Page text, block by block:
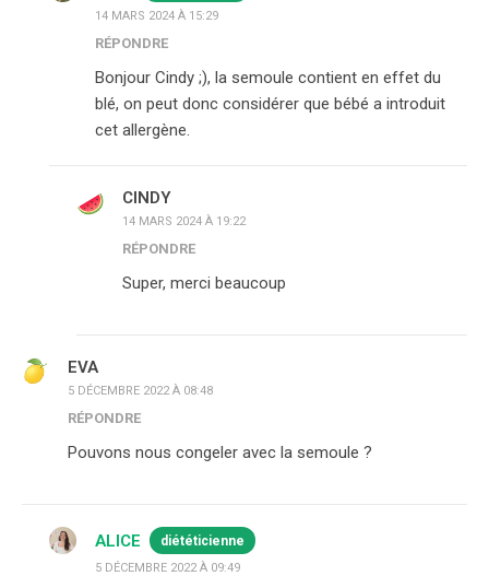
14 MARS 2024 À 15:29
RÉPONDRE
Bonjour Cindy ;), la semoule contient en effet du
blé, on peut donc considérer que bébé a introduit
cet allergène.
CINDY
14 MARS 2024 À 19:22
RÉPONDRE
Super, merci beaucoup
EVA
5 DÉCEMBRE 2022 À 08:48
RÉPONDRE
Pouvons nous congeler avec la semoule ?
ALICE diététicienne
5 DÉCEMBRE 2022 À 09:49